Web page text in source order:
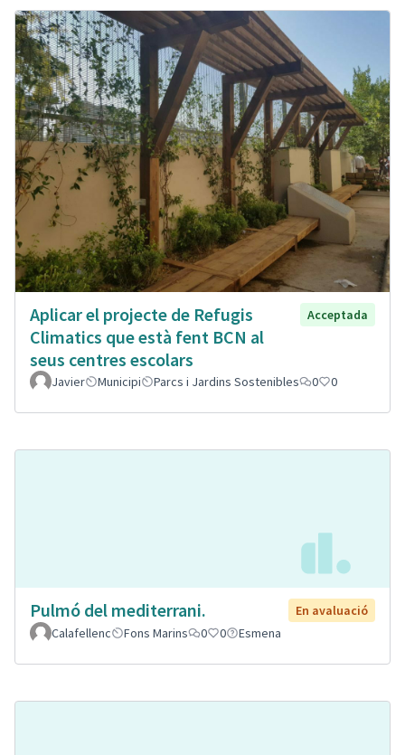
Aplicar el projecte de Refugis
Climatics que està fent BCN al
seus centres escolars
Acceptada
Javier Municipi Parcs i Jardins Sostenibles 0 0
Pulmó del mediterrani.
En avaluació
Calafellenc
Fons Marins 0 0 Esmena